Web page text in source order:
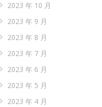
2023 年 10 月
2023 年 9 月
2023 年 8 月
2023 年 7 月
2023 年 6 月
2023 年 5 月
2023 年 4 月